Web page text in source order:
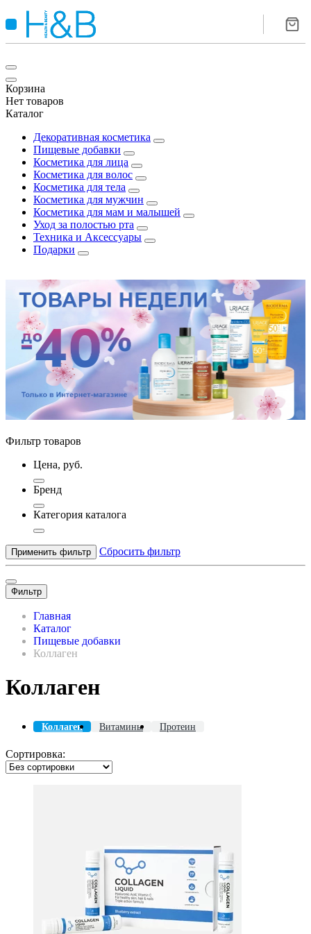
Корзина
Нет товаров
Каталог
Декоративная косметика
Пищевые добавки
Косметика для лица
Косметика для волос
Косметика для тела
Косметика для мужчин
Косметика для мам и малышей
Уход за полостью рта
Техника и Аксессуары
Подарки
Фильтр товаров
Цена, руб.
Бренд
Категория каталога
Применить фильтр Сбросить фильтр
Фильтр
Главная
Каталог
Пищевые добавки
Коллаген
Коллаген
Коллаген Витамины Протеин
Сортировка: